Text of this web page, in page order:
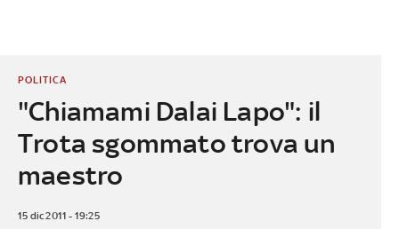
"Chiamami Dalai Lapo": il
Trota sgommato trova un
maestro
POLITICA
15 dic 2011 - 19:25